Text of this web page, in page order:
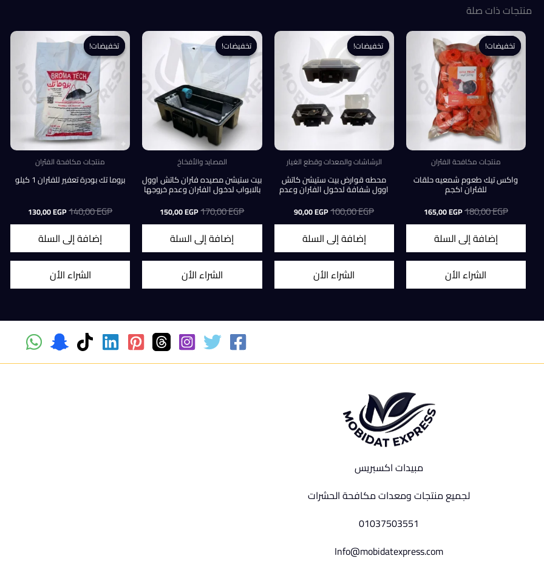
منتجات ذات صلة
تخفيضات!
تخفيضات!
منتجات مكافحة الفئران
واكس تيك طعوم شمعيه حلقات
للفئران ١كجم
180,00EGP السعر
الأصلي
هو:
180,00 EGP.
165,00EGP
هو:
إضافة إلى السلة
الشراء الأن
تخفيضات!
تخفيضات!
الرشاشات والمعدات وقطع الغيار
محطه قوارض بيت ستيشن كاتش
اوول شفافة لدخول الفئران وعدم
خروجه
100,00EGP السعر
الأصلي
هو:
100,00 EGP.
90,00EGP السعر
الحالي
هو:
إضافة إلى السلة
الشراء الأن
تخفيضات!
تخفيضات!
المصايد والأفخاخ
بيت ستيشن مصيده فئران كاتش اوول
بالابواب لدخول الفئران وعدم خروجها
170,00EGP السعر
الأصلي
هو:
170,00 EGP.
150,00EGP السعر
هو:
إضافة إلى السلة
الشراء الأن
تخفيضات!
تخفيضات!
منتجات مكافحة الفئران
بروما تك بودرة تعفير للفئران 1 كيلو
140,00EGP السعر
الأصلي
هو:
140,00 EGP.
130,00EGP السعر
هو:
إضافة إلى السلة
الشراء الأن
مبيدات اكسبريس
لجميع منتجات ومعدات مكافحة الحشرات
01037503551
Info@mobidatexpress.com